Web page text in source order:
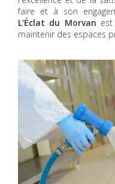
faire et à son
L'Éclat du Morvan
maintenir des espaces